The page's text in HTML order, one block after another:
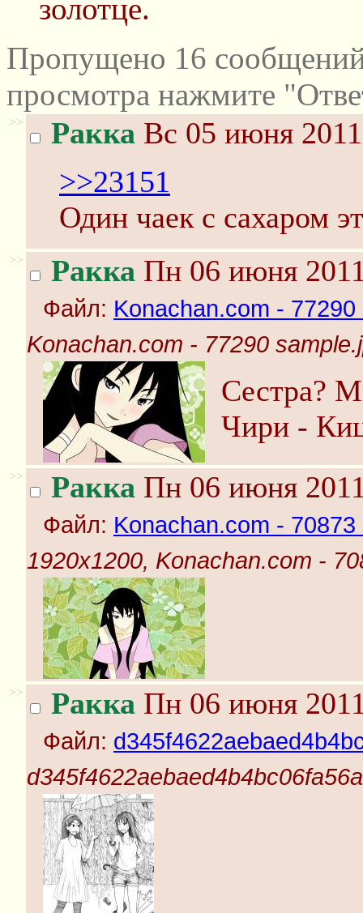
золотце.
Пропущено 16
просмотра нажмите
>> Ракка Вс 05 июня
>>23151
Один чаек с сахаром
>> Ракка Пн 06 июня
Файл: Konachan.com -
Konachan.com - 77290
Сестра?
Чири -
>> Ракка Пн 06 июня
Файл: Konachan.com -
1920x1200, Konachan.com -
>> Ракка Пн 06 июня
Файл: